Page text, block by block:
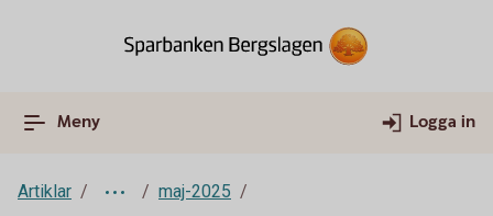
Meny Logga in
Artiklar
maj-2025